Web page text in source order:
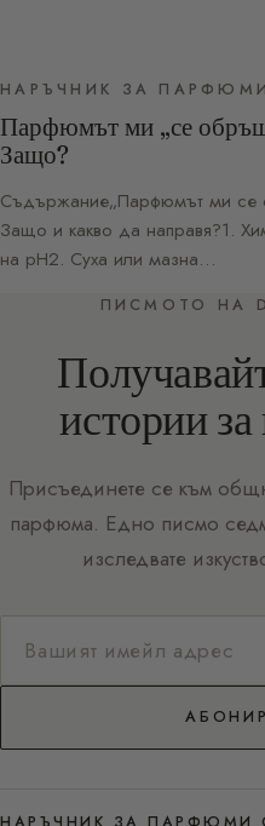
НАРЪЧНИК ЗА ПАРФЮМИ
Парфюмът ми „се
Защо?
Съдържание„Парфюмът ми се
Защо и какво да направя?1.
на pH2. Суха или мазна…
ПИСМОТО НА
истории
Присъединете се към
парфюма. Едно писмо
изследвате